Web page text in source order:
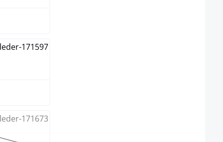
n'est pas disponible pour le moment.)